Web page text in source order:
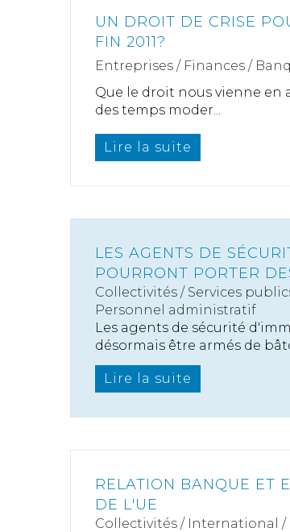
UN DROIT DE CRISE
FIN 2011?
Entreprises / Finances /
Que le droit nous vienne en
des temps moder...
Lire la suite
LES AGENTS DE
POURRONT PORTER
Collectivités / Services
Personnel administratif
Les agents de sécurité
désormais être armés de
Lire la suite
RELATION BANQUE ET
DE L'UE
Collectivités / International /